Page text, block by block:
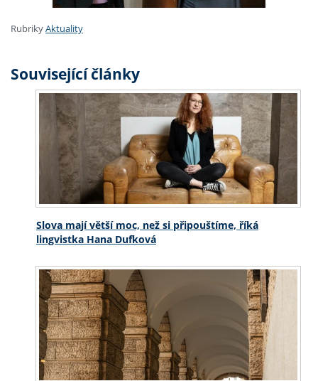
RubrikyAktuality
Související články
Slova mají větší moc, než si připouštíme, říká
lingvistka Hana Dufková